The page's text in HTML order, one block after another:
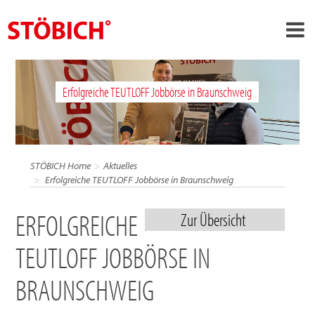
DE
Über uns
›
Lösungen
Themenwelten
Jobs
Kontakt
Erfolgreiche TEUTLOFF Jobbörse in Braunschweig
STÖBICH Home
Aktuelles
Erfolgreiche TEUTLOFF Jobbörse in Braunschweig
Zur Übersicht
ERFOLGREICHE
TEUTLOFF JOBBÖRSE IN
BRAUNSCHWEIG